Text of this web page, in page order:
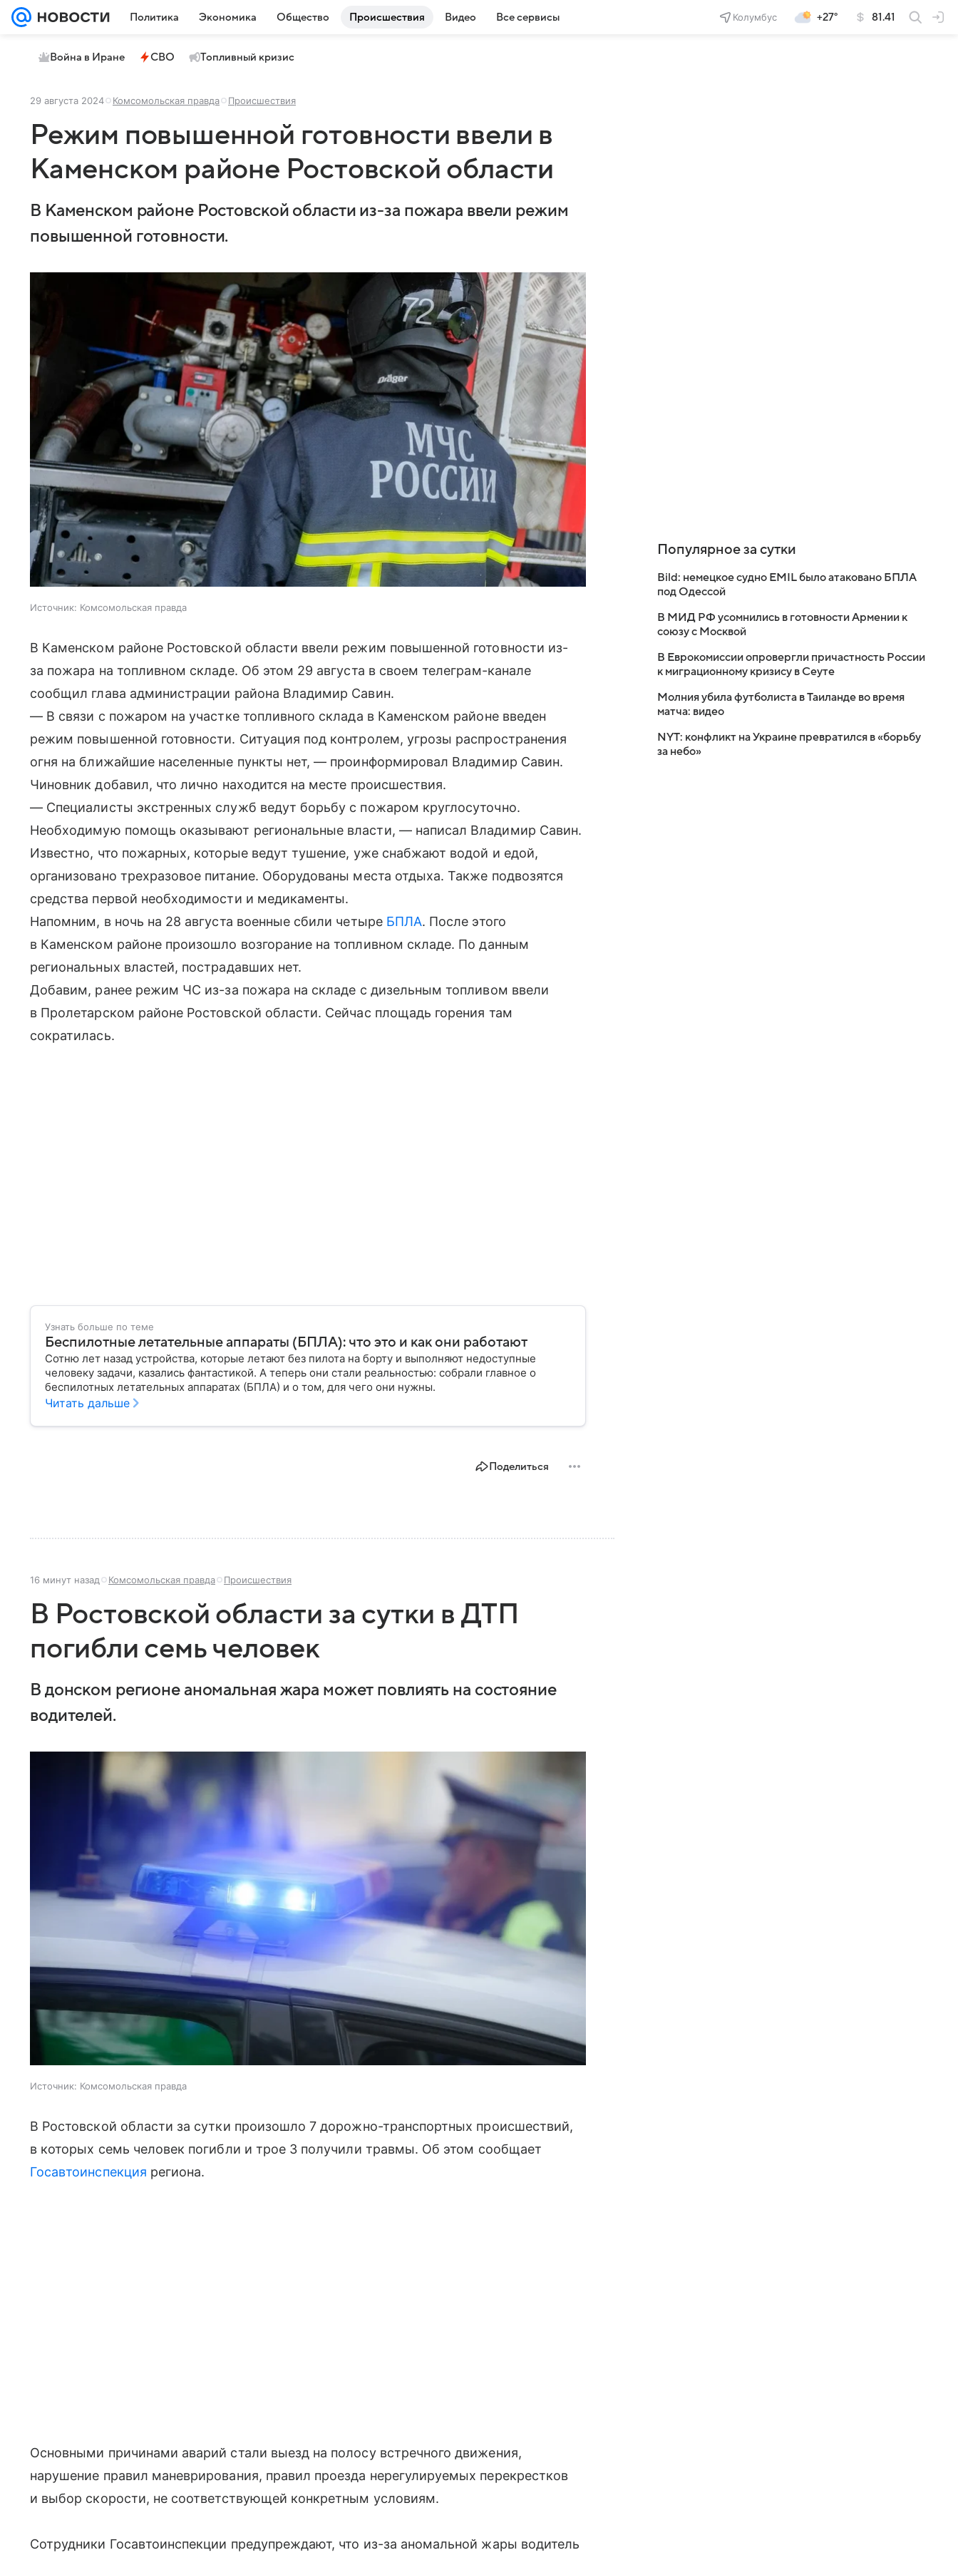
Политика Экономика Общество Происшествия Видео Все сервисы Колумбус +27° 81.41
Война в Иране СВО Топливный кризис
29 августа 2024 Комсомольская правда Происшествия
Режим повышенной готовности ввели в
Каменском районе Ростовской области
В Каменском районе Ростовской области из-за пожара ввели режим
повышенной готовности.
Источник: Комсомольская правда
В Каменском районе Ростовской области ввели режим повышенной готовности из-
за пожара на топливном складе. Об этом 29 августа в своем телеграм-канале
сообщил глава администрации района Владимир Савин.
— В связи с пожаром на участке топливного склада в Каменском районе введен
режим повышенной готовности. Ситуация под контролем, угрозы распространения
огня на ближайшие населенные пункты нет, — проинформировал Владимир Савин.
Чиновник добавил, что лично находится на месте происшествия.
— Специалисты экстренных служб ведут борьбу с пожаром круглосуточно.
Необходимую помощь оказывают региональные власти, — написал Владимир Савин.
Известно, что пожарных, которые ведут тушение, уже снабжают водой и едой,
организовано трехразовое питание. Оборудованы места отдыха. Также подвозятся
средства первой необходимости и медикаменты.
Напомним, в ночь на 28 августа военные сбили четыре БПЛА. После этого
в Каменском районе произошло возгорание на топливном складе. По данным
региональных властей, пострадавших нет.
Добавим, ранее режим ЧС из-за пожара на складе с дизельным топливом ввели
в Пролетарском районе Ростовской области. Сейчас площадь горения там
сократилась.
Узнать больше по теме
Беспилотные летательные аппараты (БПЛА): что это и как они работают
Сотню лет назад устройства, которые летают без пилота на борту и выполняют недоступные
человеку задачи, казались фантастикой. А теперь они стали реальностью: собрали главное о
беспилотных летательных аппаратах (БПЛА) и о том, для чего они нужны.
Читать дальше
Поделиться
16 минут назад Комсомольская правда Происшествия
В Ростовской области за сутки в ДТП
погибли семь человек
В донском регионе аномальная жара может повлиять на состояние
водителей.
Источник: Комсомольская правда
В Ростовской области за сутки произошло 7 дорожно-транспортных происшествий,
в которых семь человек погибли и трое 3 получили травмы. Об этом сообщает
Госавтоинспекция региона.
Основными причинами аварий стали выезд на полосу встречного движения,
нарушение правил маневрирования, правил проезда нерегулируемых перекрестков
и выбор скорости, не соответствующей конкретным условиям.
Сотрудники Госавтоинспекции предупреждают, что из-за аномальной жары водитель
Популярное за сутки
Bild: немецкое судно EMIL было атаковано БПЛА
под Одессой
В МИД РФ усомнились в готовности Армении к
союзу с Москвой
В Еврокомиссии опровергли причастность России
к миграционному кризису в Сеуте
Молния убила футболиста в Таиланде во время
матча: видео
NYT: конфликт на Украине превратился в «борьбу
за небо»